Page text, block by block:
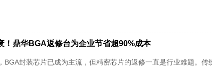
！鼎华BGA返修台为企业节省超90%成本
BGA封装芯片已成为主流，但精密芯片的返修一直是行业难题。